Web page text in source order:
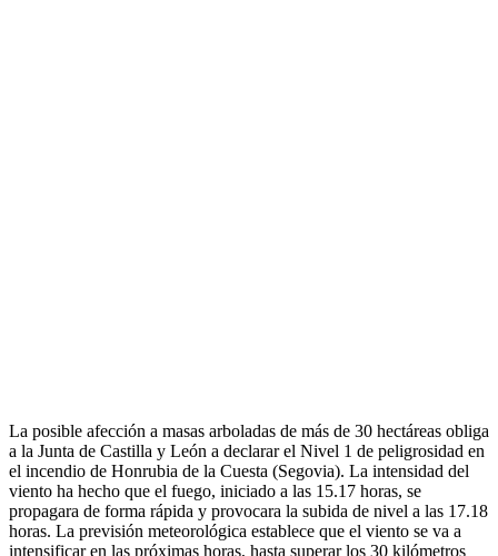
La posible afección a masas arboladas de más de 30 hectáreas obliga
a la Junta de Castilla y León a declarar el Nivel 1 de peligrosidad en
el incendio de Honrubia de la Cuesta (Segovia). La intensidad del
viento ha hecho que el fuego, iniciado a las 15.17 horas, se
propagara de forma rápida y provocara la subida de nivel a las 17.18
horas. La previsión meteorológica establece que el viento se va a
intensificar en las próximas horas, hasta superar los 30 kilómetros